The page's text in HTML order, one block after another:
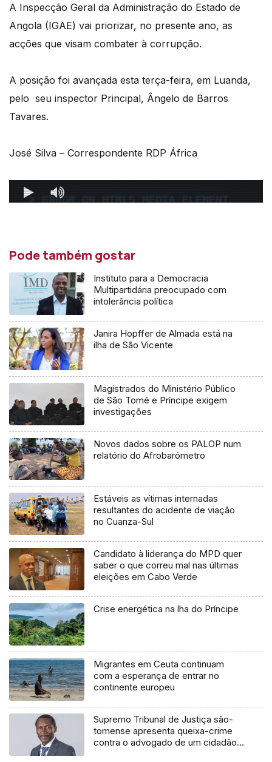
A Inspecção Geral da Administração do Estado de
Angola (IGAE) vai priorizar, no presente ano, as
acções que visam combater à corrupção.
A posição foi avançada esta terça-feira, em Luanda,
pelo seu inspector Principal, Ângelo de Barros
Tavares.
José Silva – Correspondente RDP África
Pode também gostar
Instituto para a Democracia
Multipartidária preocupado com
intolerância política
Janira Hopffer de Almada está na
ilha de São Vicente
Magistrados do Ministério Público
de São Tomé e Príncipe exigem
investigações
Novos dados sobre os PALOP num
relatório do Afrobarómetro
Estáveis as vítimas internadas
resultantes do acidente de viação
no Cuanza-Sul
Candidato à liderança do MPD quer
saber o que correu mal nas últimas
eleições em Cabo Verde
Crise energética na lha do Príncipe
Migrantes em Ceuta continuam
com a esperança de entrar no
continente europeu
Supremo Tribunal de Justiça são-
tomense apresenta queixa-crime
contra o advogado de um cidadão